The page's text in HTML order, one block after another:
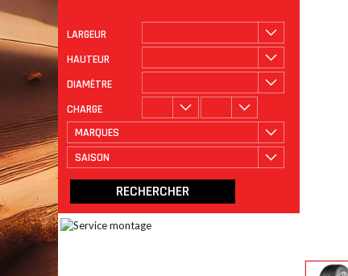
LARGEUR
HAUTEUR
DIAMÈTRE
CHARGE
MARQUES
SAISON